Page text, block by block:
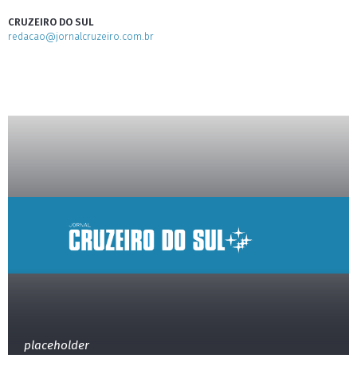
CRUZEIRO DO SUL
redacao@jornalcruzeiro.com.br
placeholder